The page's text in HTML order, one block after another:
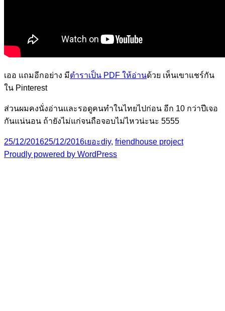
เออ แถมอีกอย่าง มีตำราเป็น PDF ให้อ่านด้วย เห็นเขาแชร์กัน
ใน Pinterest
ส่วนผมคงนั่งอ่านและรอดูคนทำในไทยไปก่อน อีก 10 กว่าปีเจอ
กันแน่นอน ถ้ายังไม่แก่จนถือจอบไม่ไหวน่ะนะ 5555
Posted
on
25/12/201625/12/2016Categories
เยอะTags
diy, friendhouse project
Proudly powered by WordPress